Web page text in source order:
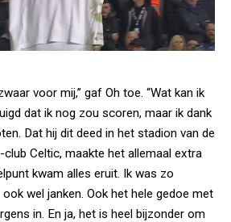
voor mij,” gaf Oh toe. “Wat kan ik
dat ik nog zou scoren, maar ik dank
Dat hij dit deed in het stadion van de
Celtic, maakte het allemaal extra
kwam alles eruit. Ik was zo
wel janken. Ook het hele gedoe met
in. En ja, het is heel bijzonder om